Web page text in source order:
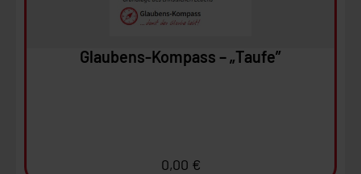
Glaubens-Kompass – „Taufe”
0,00 €